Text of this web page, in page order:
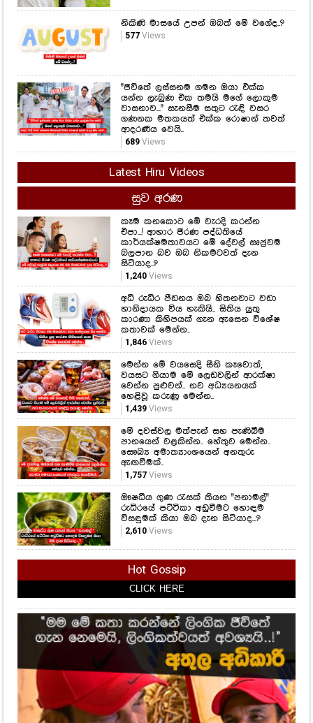
නිකිණි මාසයේ උපන් ඔබත් මේ වගේද..?
577Views
"ජීවිතේ ලස්සනම ගමන ඔයා එක්ක
යන්න ලැබුණ එක තමයි මගේ ලොකුම
වාසනාව..." සැනසීම සතුට රැඳි වසර
ගණනක මතකයත් එක්ක රොෂාන් තවත්
ආදරණීය වෙයි..
689Views
Latest Hiru Videos
සුව අරණ
කෑම කනකොට මේ වැරදි කරන්න
එපා...! ආහාර ජීරණ පද්ධතියේ
කාර්යක්ෂමතාවයට මේ දේවල් සෘජුවම
බලපාන බව ඔබ නිකමටවත් දැන
සිටියාද..?
1,240Views
අධි රුධිර පීඩනය ඔබ හිතනවාට වඩා
හානිදායක විය හැකියි.. සිතිය යුතු
කාරණා කිහිපයක් ගැන ඇසෙන විශේෂ
කතාවක් මෙන්න..
1,846Views
මෙන්න මේ වයසෙදි සීනි කෑවොත්,
වයසට ගියාම මේ ලෙඩවලින් ආරක්ෂා
වෙන්න පුළුවන්.. නව අධ්‍යයනයක්
හෙළිවූ කරුණු මෙන්න..
1,439Views
මේ දවස්වල මත්පැන් සහ පැණිබීම
පානයෙන් වළකින්න.. හේතුව මෙන්න..
සෞඛ්‍ය අමාත්‍යාංශයෙන් අනතුරු
ඇඟවීමක්..
1,757Views
ඖෂධීය ගුණ රැසක් තියන "පනාමල්"
රුධිරයේ පට්ටිකා අඩුවීමට හොඳම
විසඳුමක් කියා ඔබ දැන සිටියාද...?
2,610Views
Hot Gossip
CLICK HERE